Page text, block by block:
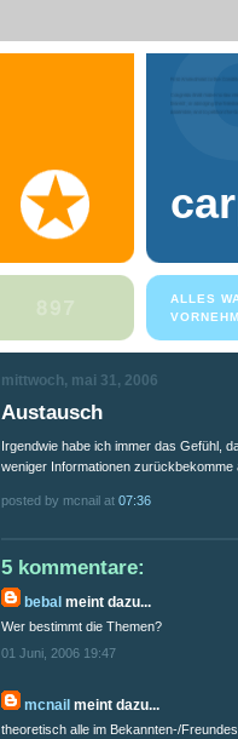
ALLES
mittwoch, mai 31, 2006
Austausch
Irgendwie habe ich immer das Gefühl,
weniger Informationen zurückbekomme
posted by mcnail at 07:36
5 kommentare:
bebal meint dazu...
Wer bestimmt die Themen?
01 Juni, 2006 19:47
mcnail meint dazu...
theoretisch alle im Bekannten-/